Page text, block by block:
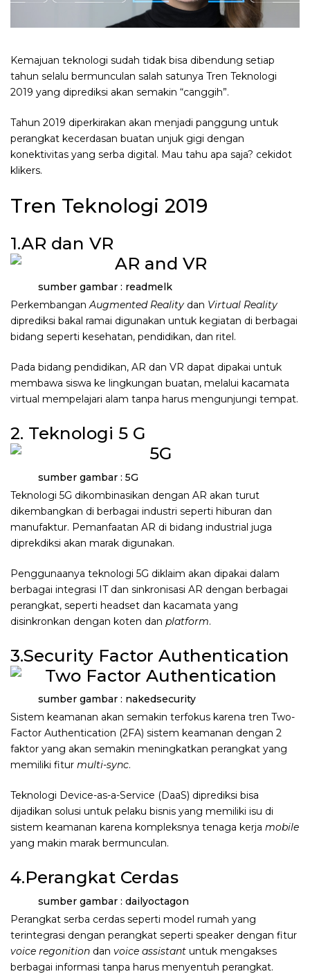
Kemajuan teknologi sudah tidak bisa dibendung setiap
tahun selalu bermunculan salah satunya Tren Teknologi
2019 yang diprediksi akan semakin “canggih”.
Tahun 2019 diperkirakan akan menjadi panggung untuk
perangkat kecerdasan buatan unjuk gigi dengan
konektivitas yang serba digital. Mau tahu apa saja? cekidot
klikers.
Tren Teknologi 2019
1.AR dan VR
sumber gambar : readmelk
PerkembanganAugmented Reality dan Virtual Reality
diprediksi bakal ramai digunakan untuk kegiatan di berbagai
bidang seperti kesehatan, pendidikan, dan ritel.
Pada bidang pendidikan, AR dan VR dapat dipakai untuk
membawa siswa ke lingkungan buatan, melalui kacamata
virtual mempelajari alam tanpa harus mengunjungi tempat.
2. Teknologi 5 G
sumber gambar : 5G
Teknologi 5G dikombinasikan dengan AR akan turut
dikembangkan di berbagai industri seperti hiburan dan
manufaktur. Pemanfaatan AR di bidang industrial juga
diprekdiksi akan marak digunakan.
Penggunaanya teknologi 5G diklaim akan dipakai dalam
berbagai integrasi IT dan sinkronisasi AR dengan berbagai
perangkat, seperti headset dan kacamata yang
disinkronkan dengan koten dan platform.
3.Security Factor Authentication
sumber gambar : nakedsecurity
Sistem keamanan akan semakin terfokus karena tren Two-
Factor Authentication (2FA) sistem keamanan dengan 2
faktor yang akan semakin meningkatkan perangkat yang
memiliki fitur multi-sync.
Teknologi Device-as-a-Service (DaaS) diprediksi bisa
dijadikan solusi untuk pelaku bisnis yang memiliki isu di
sistem keamanan karena kompleksnya tenaga kerja mobile
yang makin marak bermunculan.
4.Perangkat Cerdas
sumber gambar : dailyoctagon
Perangkat serba cerdas seperti model rumah yang
terintegrasi dengan perangkat seperti speaker dengan fitur
voice regonition dan voice assistant untuk mengakses
berbagai informasi tanpa harus menyentuh perangkat.